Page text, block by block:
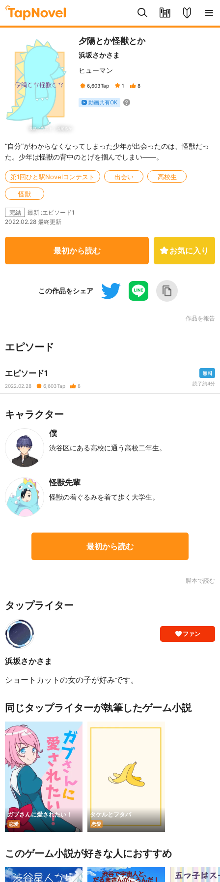
表紙イラスト：浜尾るか
夕陽とか怪獣とか
浜坂さかさま
ヒューマン
6,603Tap 1 8
動画共有OK
“自分”がわからなくなってしまった少年が出会ったのは、怪獣だっ
た。少年は怪獣の背中のとげを掴んでしまい——。
第1回ひと駅Novelコンテスト 出会い 高校生
怪獣
完結
最新 :エピソード1
2022.02.28 最終更新
最初から読む お気に入り
この作品をシェア
作品を報告
エピソード
エピソード1
2022.02.28 6,603Tap 8 読了約4分
キャラクター
僕
渋谷区にある高校に通う高校二年生。
怪獣先輩
怪獣の着ぐるみを着て歩く大学生。
最初から読む
脚本で読む
タップライター
ファン
浜坂さかさま
ショートカットの女の子が好みです。
同じタップライターが執筆したゲーム小説
ガブさんに愛されたい！
恋愛
タケルとフタバ
恋愛
このゲーム小説が好きな人におすすめ